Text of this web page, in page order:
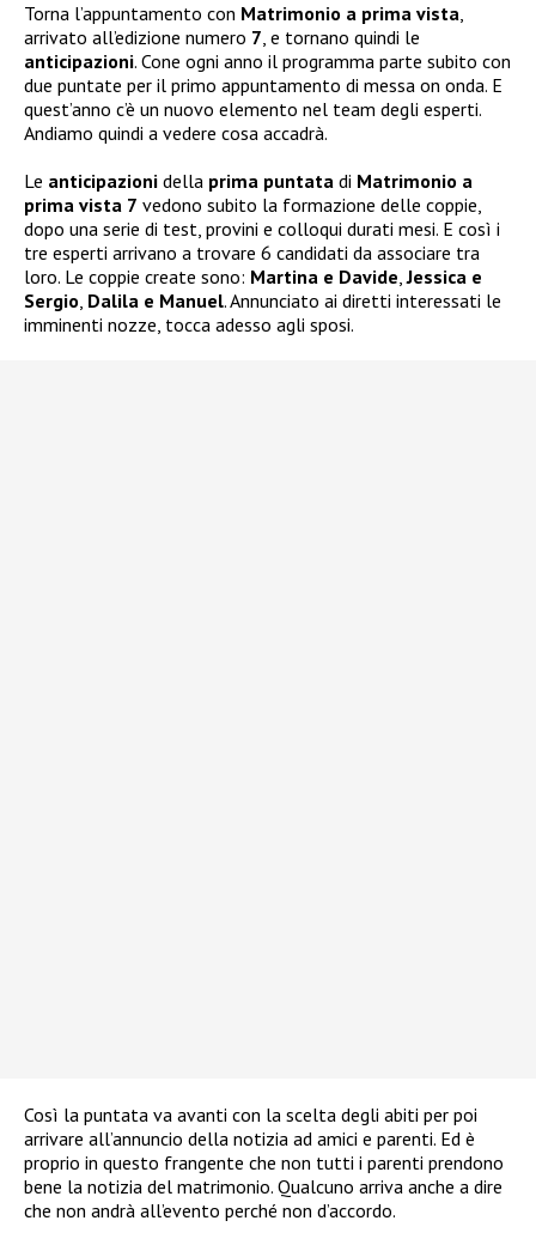
Torna l’appuntamento con Matrimonio a prima vista,
arrivato all’edizione numero 7, e tornano quindi le
anticipazioni. Cone ogni anno il programma parte subito con
due puntate per il primo appuntamento di messa on onda. E
quest’anno c’è un nuovo elemento nel team degli esperti.
Andiamo quindi a vedere cosa accadrà.
Le anticipazioni della prima puntata di Matrimonio a
prima vista 7 vedono subito la formazione delle coppie,
dopo una serie di test, provini e colloqui durati mesi. E così i
tre esperti arrivano a trovare 6 candidati da associare tra
loro. Le coppie create sono: Martina e Davide,Jessica e
Sergio, Dalila e Manuel. Annunciato ai diretti interessati le
imminenti nozze, tocca adesso agli sposi.
Così la puntata va avanti con la scelta degli abiti per poi
arrivare all’annuncio della notizia ad amici e parenti. Ed è
proprio in questo frangente che non tutti i parenti prendono
bene la notizia del matrimonio. Qualcuno arriva anche a dire
che non andrà all’evento perché non d’accordo.